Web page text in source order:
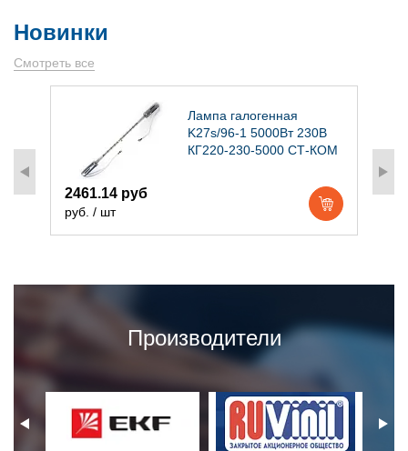
Новинки
Смотреть все
Лампа галогенная
K27s/96-1 5000Вт 230В
КГ220-230-5000 СТ-КОМ
2461.14 руб
руб. / шт
Производители